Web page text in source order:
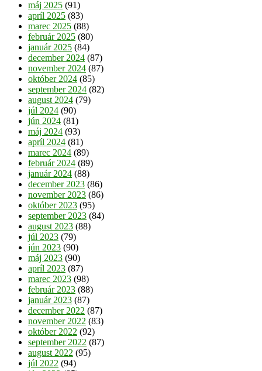
máj 2025 (91)
apríl 2025 (83)
marec 2025 (88)
február 2025 (80)
január 2025 (84)
december 2024 (87)
november 2024 (87)
október 2024 (85)
september 2024 (82)
august 2024 (79)
júl 2024 (90)
jún 2024 (81)
máj 2024 (93)
apríl 2024 (81)
marec 2024 (89)
február 2024 (89)
január 2024 (88)
december 2023 (86)
november 2023 (86)
október 2023 (95)
september 2023 (84)
august 2023 (88)
júl 2023 (79)
jún 2023 (90)
máj 2023 (90)
apríl 2023 (87)
marec 2023 (98)
február 2023 (88)
január 2023 (87)
december 2022 (87)
november 2022 (83)
október 2022 (92)
september 2022 (87)
august 2022 (95)
júl 2022 (94)